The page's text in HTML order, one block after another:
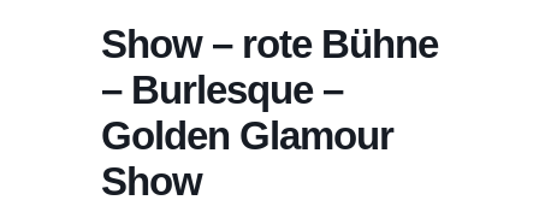
Show – rote Bühne
– Burlesque –
Golden Glamour
Show